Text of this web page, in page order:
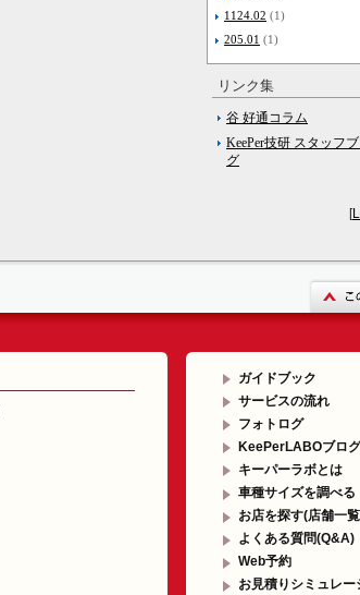
1124.02 (1)
205.01 (1)
リンク集
谷 好通コラム
KeePer技研 スタッフブ
グ
[
ガイドブック
サービスの流れ
フォトログ
KeePerLABOブログ
キーパーラボとは
車種サイズを調べる
お店を探す(店舗一
よくある質問(Q&A)
Web予約
お見積りシミュレー